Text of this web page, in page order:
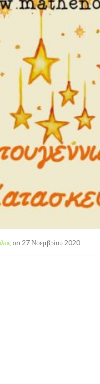
on 27 Νοεμβρίου 2020